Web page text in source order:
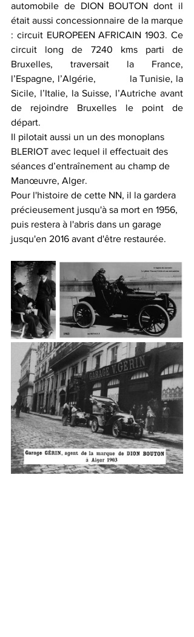
automobile de DION BOUTON dont il
était aussi concessionnaire de la marque
: circuit EUROPEEN AFRICAIN 1903. Ce
circuit long de 7240 kms parti de
Bruxelles, traversait la France,
l’Espagne, l’Algérie,            la Tunisie, la
Sicile, l’Italie, la Suisse, l’Autriche avant
de rejoindre Bruxelles le point de
départ.
Il pilotait aussi un un des monoplans
BLERIOT avec lequel il effectuait des
séances d’entraînement au champ de
Manœuvre, Alger.
Pour l'histoire de cette NN, il la gardera
précieusement jusqu'à sa mort en 1956,
puis restera à l'abris dans un garage
jusqu'en 2016 avant d'être restaurée.